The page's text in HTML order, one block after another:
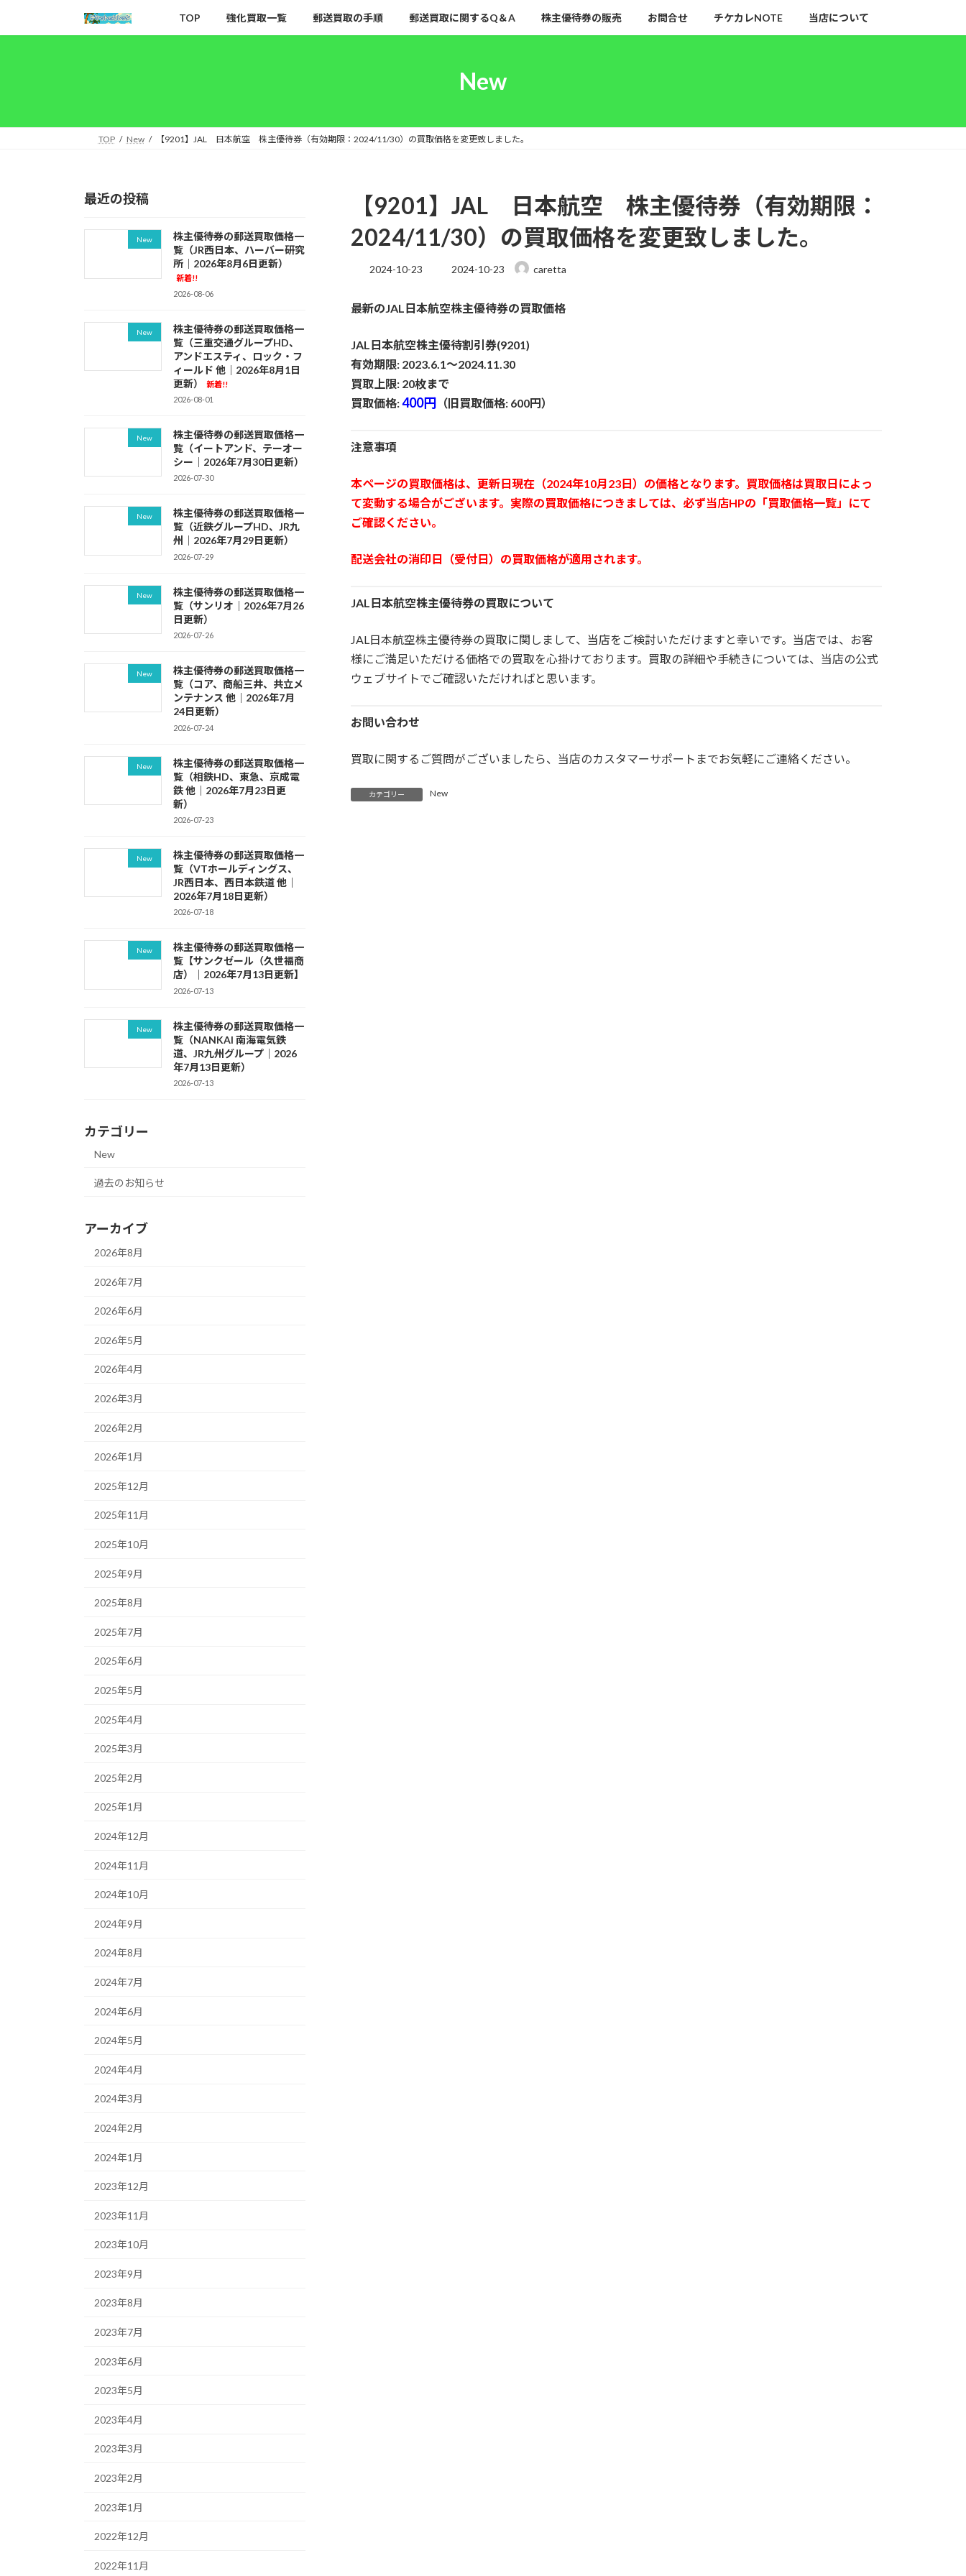
キ
に
TOP 強化買取一覧 郵送買取の手順 郵送買取に関するQ＆A 株主優待券の販売 お問合せ チケカレNOTE 当店について
New
TOP New 【9201】JAL 日本航空 株主優待券（有効期限：2024/11/30）の買取価格を変更致しました。
【9201】JAL 日本航空 株主優待券（有効期限：
2024/11/30）の買取価格を変更致しました。
2024-10-23
最
新
時
:
2024-10-23 caretta
最新のJAL日本航空株主優待券の買取価格
JAL日本航空株主優待割引券(9201)
有効期限: 2023.6.1～2024.11.30
買取上限: 20枚まで
買取価格:400円 （旧買取価格: 600円）
注意事項
本ページの買取価格は、更新日現在（2024年10月23日）の価格となります。買取価格は買取日によっ
て変動する場合がございます。実際の買取価格につきましては、必ず当店HPの「買取価格一覧」にて
ご確認ください。
配送会社の消印日（受付日）の買取価格が適用されます。
JAL日本航空株主優待券の買取について
JAL日本航空株主優待券の買取に関しまして、当店をご検討いただけますと幸いです。当店では、お客
様にご満足いただける価格での買取を心掛けております。買取の詳細や手続きについては、当店の公式
ウェブサイトでご確認いただければと思います。
お問い合わせ
買取に関するご質問がございましたら、当店のカスタマーサポートまでお気軽にご連絡ください。
カテゴリー New
最近の投稿
New
株主優待券の郵送買取価格一
覧（JR西日本、ハーバー研究
所｜2026年8月6日更新）
新着!!
2026-08-06
New
株主優待券の郵送買取価格一
覧（三重交通グループHD、
アンドエスティ、ロック・フ
ィールド 他｜2026年8月1日
更新）
新着!!
2026-08-01
New
株主優待券の郵送買取価格一
覧（イートアンド、テーオー
シー｜2026年7月30日更新）
2026-07-30
New
株主優待券の郵送買取価格一
覧（近鉄グループHD、JR九
州｜2026年7月29日更新）
2026-07-29
New
株主優待券の郵送買取価格一
覧（サンリオ｜2026年7月26
日更新）
2026-07-26
New
株主優待券の郵送買取価格一
覧（コア、商船三井、共立メ
ンテナンス 他｜2026年7月
24日更新）
2026-07-24
New
株主優待券の郵送買取価格一
覧（相鉄HD、東急、京成電
鉄 他｜2026年7月23日更
新）
2026-07-23
New
株主優待券の郵送買取価格一
覧（VTホールディングス、
JR西日本、西日本鉄道 他｜
2026年7月18日更新）
2026-07-18
New
株主優待券の郵送買取価格一
覧【サンクゼール（久世福商
店）｜2026年7月13日更新】
2026-07-13
New
株主優待券の郵送買取価格一
覧（NANKAI 南海電気鉄
道、JR九州グループ｜2026
年7月13日更新）
2026-07-13
カテゴリー
New
過去のお知らせ
アーカイブ
2026年8月
2026年7月
2026年6月
2026年5月
2026年4月
2026年3月
2026年2月
2026年1月
2025年12月
2025年11月
2025年10月
2025年9月
2025年8月
2025年7月
2025年6月
2025年5月
2025年4月
2025年3月
2025年2月
2025年1月
2024年12月
2024年11月
2024年10月
2024年9月
2024年8月
2024年7月
2024年6月
2024年5月
2024年4月
2024年3月
2024年2月
2024年1月
2023年12月
2023年11月
2023年10月
2023年9月
2023年8月
2023年7月
2023年6月
2023年5月
2023年4月
2023年3月
2023年2月
2023年1月
2022年12月
2022年11月